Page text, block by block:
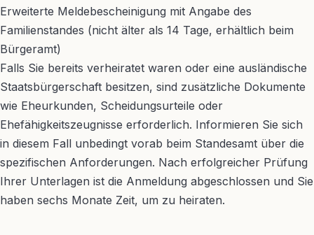
Erweiterte Meldebescheinigung mit Angabe des
Familienstandes (nicht älter als 14 Tage, erhältlich beim
Bürgeramt)
Falls Sie bereits verheiratet waren oder eine ausländische
Staatsbürgerschaft besitzen, sind zusätzliche Dokumente
wie Eheurkunden, Scheidungsurteile oder
Ehefähigkeitszeugnisse erforderlich. Informieren Sie sich
in diesem Fall unbedingt vorab beim Standesamt über die
spezifischen Anforderungen. Nach erfolgreicher Prüfung
Ihrer Unterlagen ist die Anmeldung abgeschlossen und Sie
haben sechs Monate Zeit, um zu heiraten.